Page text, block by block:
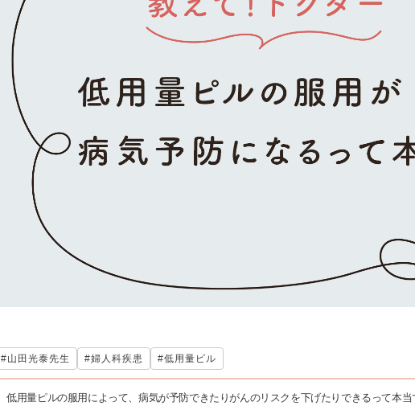
#山田光泰先生 #婦人科疾患 #低用量ピル
低用量ピルの服用によって、病気が予防できたりがんのリスクを下げたりできるって本当